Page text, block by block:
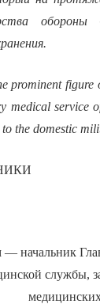
prominent
medical service
the domestic
— начальник
службы,